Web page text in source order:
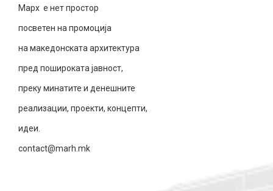
Марх е нет простор
посветен на промоција
на македонската архитектура
пред пошироката јавност,
преку минатите и денешните
реализации, проекти, концепти,
идеи.
contact@marh.mk